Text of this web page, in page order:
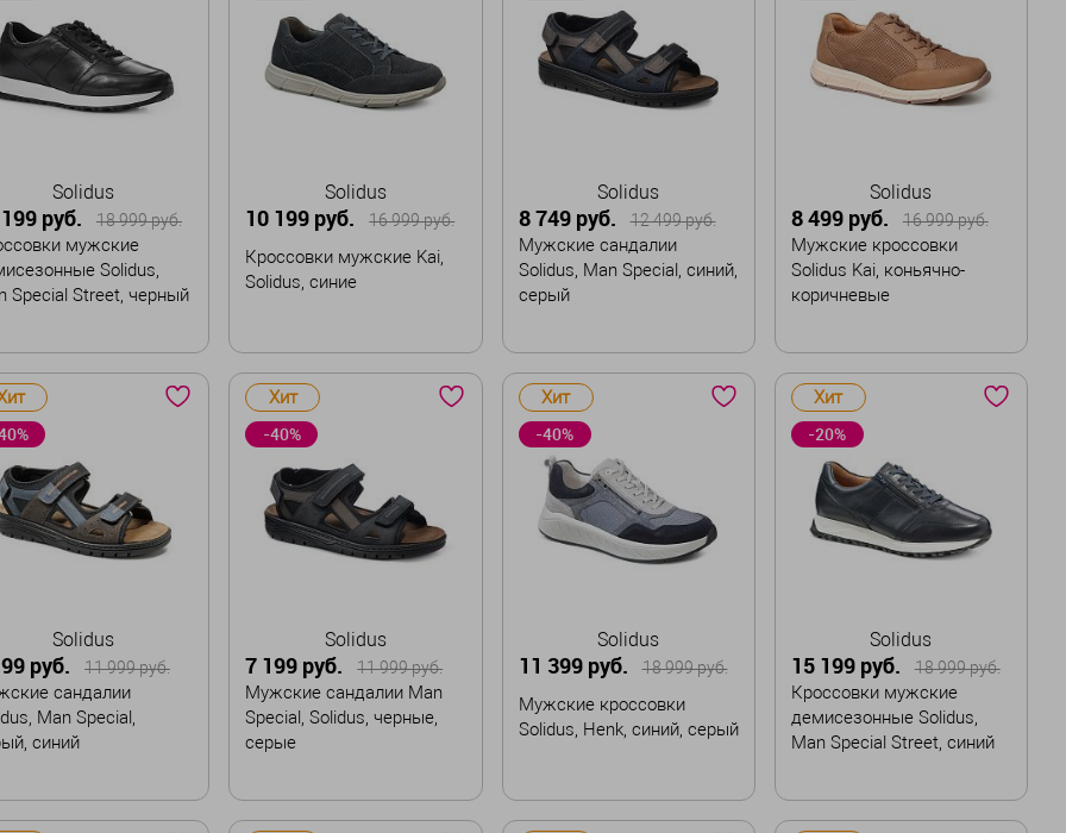
Solidus
руб. 18 999 руб.
мужские
Solidus,
Special Street, черный
41,5
44,5
В корзину
Solidus
10 199 руб. 16 999 руб.
Кроссовки мужские Kai,
Solidus, синие
Размер
40 41
42,5 43
44,5 45 45,5
Solidus
8 749 руб. 12 499 руб.
Мужские сандалии
Solidus, Man Special, синий,
серый
Размер
40 41
42,5 43
44,5 45 45,5
Solidus
8 499 руб. 16 999 руб.
Мужские кроссовки
Solidus Kai, коньячно-
коричневые
Размер
41 41,5
43,5
В корзину
Solidus
руб. 11 999 руб.
сандалии
Man Special,
синий
Хит
-40%
Solidus
7 199 руб. 11 999 руб.
Мужские сандалии Man
Special, Solidus, черные,
серые
Размер
Хит
-40%
Solidus
11 399 руб. 18 999 руб.
Мужские кроссовки
Solidus, Henk, синий, серый
Размер
Хит
-20%
Solidus
15 199 руб. 18 999 руб.
Кроссовки мужские
демисезонные Solidus,
Man Special Street, синий
Размер